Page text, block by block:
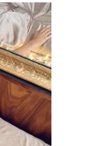
空间设